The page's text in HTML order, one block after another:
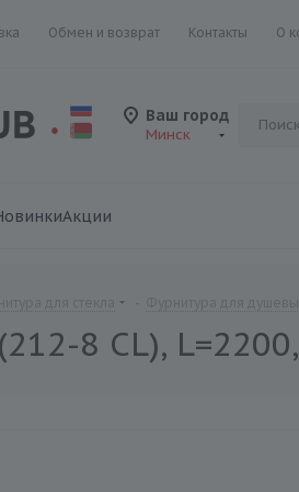
Обмен и возврат Контакты О
Ваш город
Минск
Акции
8 CL),